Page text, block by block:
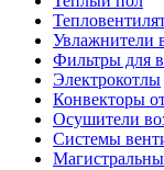
Увлажнители
Фильтры для
Электрокотлы
Конвекторы
Осушители
Системы